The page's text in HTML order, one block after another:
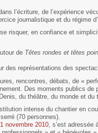
l’écriture, de l’expérience
journalistique et du régime
risquer, en confiance et
de Têtes rondes et têtes
des représentations des
rencontres, débats, de «
Des moments publics de
du théâtre, du monde et du
intense du chantier en
(70 personnes).
novembre 2010, s’est adressée